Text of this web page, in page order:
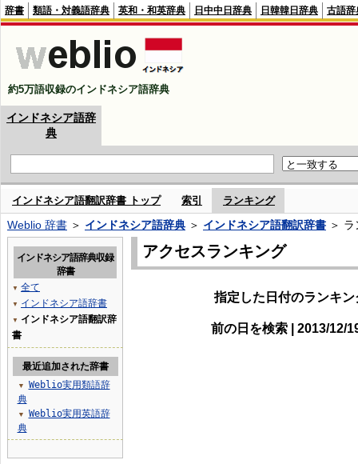
辞書 類語・対義語辞典 英和・和英辞典 日中中日辞典 日韓韓日辞典 古語辞
約5万語収録のインドネシア語辞典
インドネシア語辞
典
インドネシア語翻訳辞書 トップ 索引 ランキング
Weblio 辞書 ＞ インドネシア語辞典 ＞ インドネシア語翻訳辞書 ＞
アクセスランキング
指定した日付のランキ
前の日を検索 | 2013/12/
インドネシア語辞典収録
辞書
▼ 全て
▼ インドネシア語辞書
▼
インドネシア語翻訳辞
書
最近追加された辞書
▼
Weblio実用類語辞
典
▼
Weblio実用英語辞
典